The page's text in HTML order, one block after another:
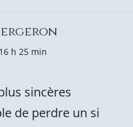
h 25 min
sincères
de perdre un si